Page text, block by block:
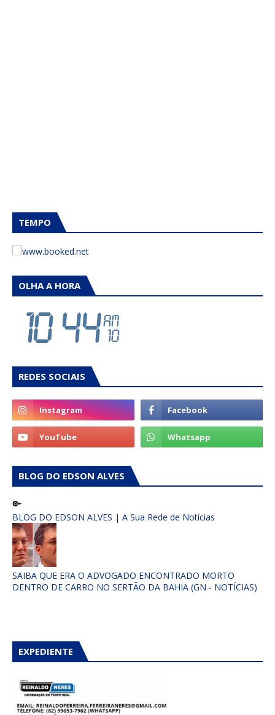
TEMPO
OLHA A HORA
REDES SOCIAIS
BLOG DO EDSON ALVES
BLOG DO EDSON ALVES | A Sua Rede de Notícias
SAIBA QUE ERA O ADVOGADO ENCONTRADO MORTO
DENTRO DE CARRO NO SERTÃO DA BAHIA (GN - NOTÍCIAS)
EXPEDIENTE